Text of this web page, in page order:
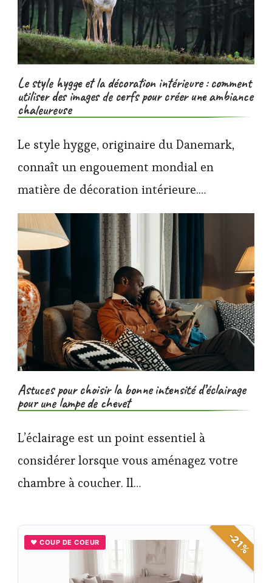
Le style hygge et la décoration intérieure : comment
utiliser des images de cerfs pour créer une ambiance
chaleureuse
Le style hygge, originaire du Danemark,
connaît un engouement mondial en
matière de décoration intérieure.…
Astuces pour choisir la bonne intensité d’éclairage
pour une lampe de chevet
L’éclairage est un point essentiel à
considérer lorsque vous aménagez votre
chambre à coucher. Il…
-21%
♥ COUP DE COEUR